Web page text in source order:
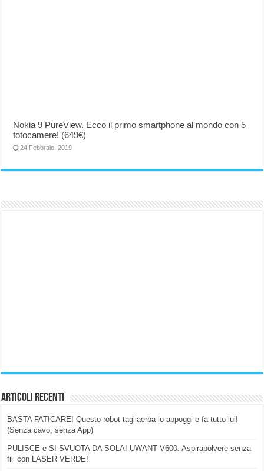
Nokia 9 PureView. Ecco il primo smartphone al mondo con 5
fotocamere! (649€)
24 Febbraio, 2019
Articoli Recenti
BASTA FATICARE! Questo robot tagliaerba lo appoggi e fa tutto lui!
(Senza cavo, senza App)
PULISCE e SI SVUOTA DA SOLA! UWANT V600: Aspirapolvere senza
fili con LASER VERDE!